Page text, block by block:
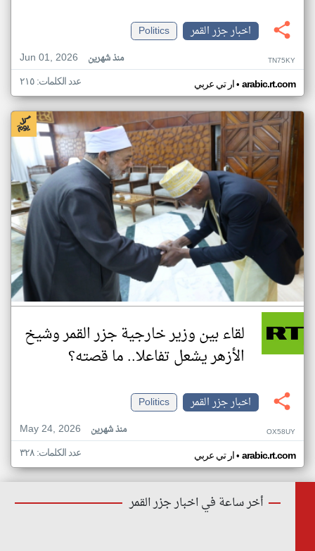
اخبار جزر القمر
Politics
Jun 01, 2026
منذ شهرين TN75KY
ار تي عربي• arabic.rt.com عدد الكلمات: ٢١٥
لقاء بين وزير خارجية جزر القمر وشيخ
الأزهر يشعل تفاعلا.. ما قصته؟
اخبار جزر القمر
Politics
May 24, 2026
منذ شهرين OX58UY
ار تي عربي• arabic.rt.com عدد الكلمات: ٣٢٨
أخر ساعة في اخبار جزر القمر